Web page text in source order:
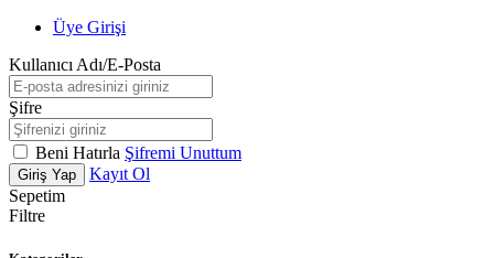
Üye Girişi
Kullanıcı Adı/E-Posta
Şifre
Beni Hatırla Şifremi Unuttum
Giriş Yap
Kayıt Ol
Sepetim
Filtre